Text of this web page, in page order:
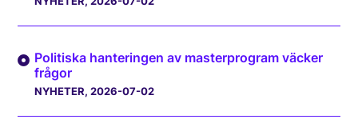
Politiska hanteringen av masterprogram väcker
frågor
NYHETER, 2026-07-02